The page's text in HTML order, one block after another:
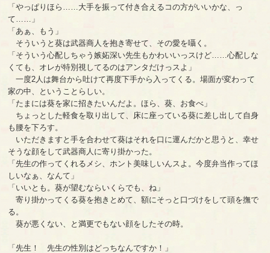
「やっぱりほら……大手を振って付き合えるコの方がいいかな、っ
て……」
「あぁ、もう」
そういうと葵は武器商人を抱き寄せて、その愛を囁く。
「そういう心配しちゃう嫉妬深い先生もかわいいっスけど……心配しな
くても、オレが特別視してるのはアンタだけっスよ」
一度2人は舞台から吐けて再度下手から入ってくる。場面が変わって
家の中、ということらしい。
「たまには葵を家に招きたいんだよ。ほら、葵、お食べ」
ちょっとした軽食を取り出して、床に座っている葵に差し出して自身
も腰を下ろす。
いただきますと手を合わせて葵はそれを口に運んだかと思うと、幸せ
そうな顔をして武器商人に寄り掛かった。
「先生の作ってくれるメシ、ホント美味しいんスよ。今度弁当作ってほ
しいなぁ、なんて」
「いいとも。葵が望むならいくらでも、ね」
寄り掛かってくる葵を抱きとめて、額にそっと口づけをして頭を撫で
る。
葵が悪くない、と満更でもない顔をしたその時。
「先生！ 先生の性別はどっちなんですか！」